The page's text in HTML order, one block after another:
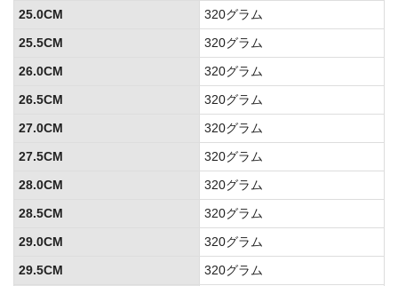
25.0CM
320グラム
25.5CM
320グラム
26.0CM
320グラム
26.5CM
320グラム
27.0CM
320グラム
27.5CM
320グラム
28.0CM
320グラム
28.5CM
320グラム
29.0CM
320グラム
29.5CM
320グラム